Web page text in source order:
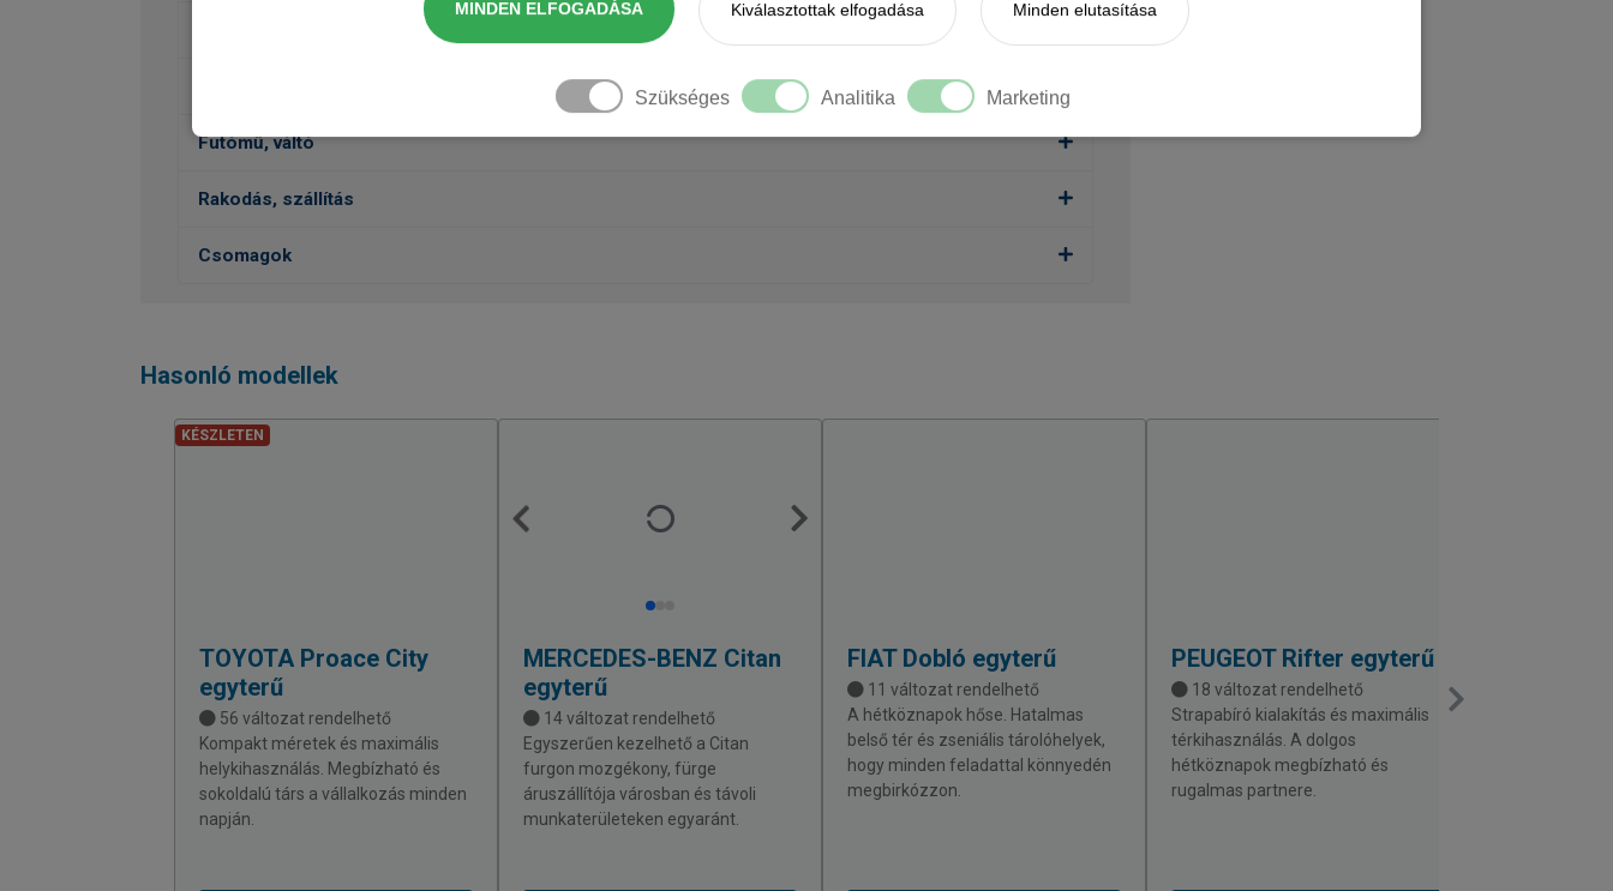
MINDEN ELFOGADÁSA Kiválasztottak elfogadása Minden elutasítása
Szükséges Analitika Marketing
Futómű, váltó
Rakodás, szállítás
Csomagok
Hasonló modellek
KÉSZLETEN
TOYOTA Proace City
egyterű
56 változat rendelhető
Kompakt méretek és maximális
helykihasználás. Megbízható és
sokoldalú társ a vállalkozás minden
napján.
MERCEDES-BENZ Citan
egyterű
14 változat rendelhető
Egyszerűen kezelhető a Citan
furgon mozgékony, fürge
áruszállítója városban és távoli
munkaterületeken egyaránt.
FIATDobló egyterű
11 változat rendelhető
A hétköznapok hőse. Hatalmas
belső tér és zseniális tárolóhelyek,
hogy minden feladattal könnyedén
megbirkózzon.
PEUGEOTRifter egyterű
18 változat rendelhető
Strapabíró kialakítás és maximális
térkihasználás. A dolgos
hétköznapok megbízható és
rugalmas partnere.